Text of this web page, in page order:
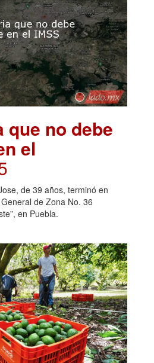
que no debe
el
de 39 años, terminó en
de Zona No. 36
en Puebla.